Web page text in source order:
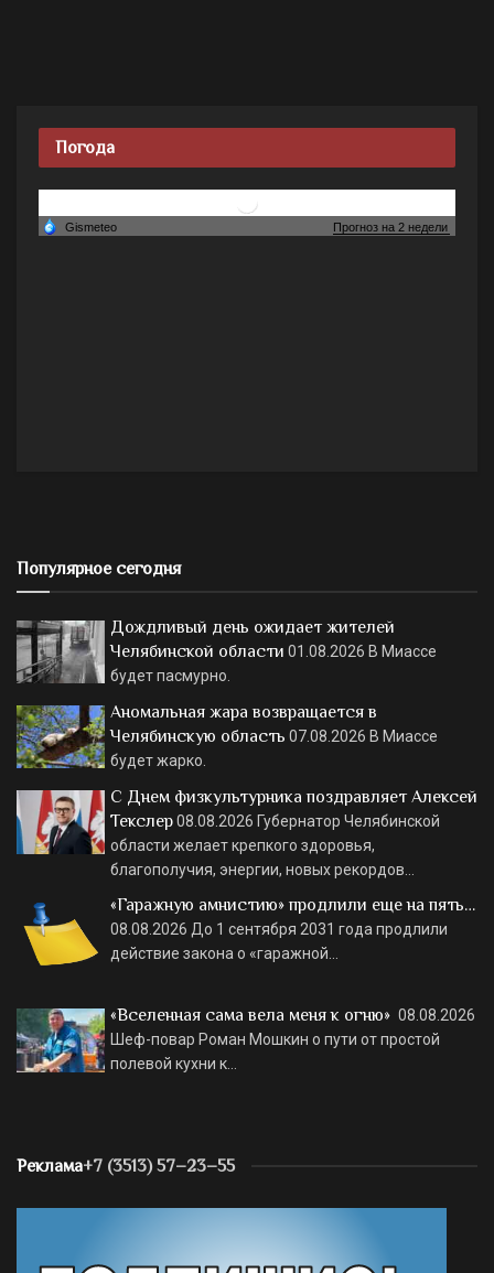
Погода
Популярное сегодня
Дождливый день ожидает жителей
Челябинской области 01.08.2026 В Миассе
будет пасмурно.
Аномальная жара возвращается в
Челябинскую область 07.08.2026 В Миассе
будет жарко.
С Днем физкультурника поздравляет Алексей
Текслер08.08.2026 Губернатор Челябинской
области желает крепкого здоровья,
благополучия, энергии, новых рекордов…
«Гаражную амнистию» продлили еще на пять…
08.08.2026 До 1 сентября 2031 года продлили
действие закона о «гаражной…
«Вселенная сама вела меня к огню» 08.08.2026
Шеф-повар Роман Мошкин о пути от простой
полевой кухни к…
Реклама+7 (3513) 57–23–55